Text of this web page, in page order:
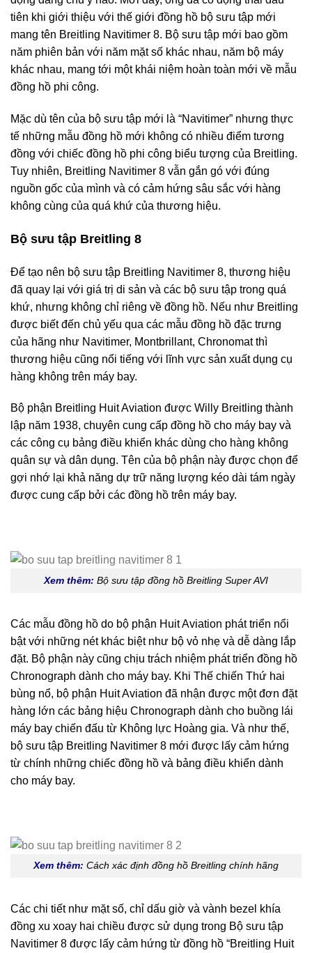
tiên khi giới thiệu với thế giới đồng hồ bộ sưu tập mới
mang tên Breitling Navitimer 8. Bộ sưu tập mới bao gồm
năm phiên bản với năm mặt số khác nhau, năm bộ máy
khác nhau, mang tới một khái niệm hoàn toàn mới về mẫu
đồng hồ phi công.
Mặc dù tên của bộ sưu tập mới là “Navitimer” nhưng thực
tế những mẫu đồng hồ mới không có nhiều điểm tương
đồng với chiếc đồng hồ phi công biểu tượng của Breitling.
Tuy nhiên, Breitling Navitimer 8 vẫn gắn gó với đúng
nguồn gốc của mình và có cảm hứng sâu sắc với hàng
không cùng của quá khứ của thương hiệu.
Bộ sưu tập Breitling 8
Để tạo nên bộ sưu tập Breitling Navitimer 8, thương hiệu
đã quay lại với giá trị di sản và các bộ sưu tập trong quá
khứ, nhưng không chỉ riêng về đồng hồ. Nếu như Breitling
được biết đến chủ yếu qua các mẫu đồng hồ đặc trưng
của hãng như Navitimer, Montbrillant, Chronomat thì
thương hiệu cũng nổi tiếng với lĩnh vực sản xuất dụng cụ
hàng không trên máy bay.
Bộ phận Breitling Huit Aviation được Willy Breitling thành
lập năm 1938, chuyên cung cấp đồng hồ cho máy bay và
các công cụ bảng điều khiển khác dùng cho hàng không
quân sự và dân dụng. Tên của bộ phận này được chọn để
gợi nhớ lại khả năng dự trữ năng lượng kéo dài tám ngày
được cung cấp bởi các đồng hồ trên máy bay.
Xem thêm: Bộ sưu tập đồng hồ Breitling Super AVI
Các mẫu đồng hồ do bộ phận Huit Aviation phát triển nổi
bật với những nét khác biệt như bộ vỏ nhẹ và dễ dàng lắp
đặt. Bộ phận này cũng chịu trách nhiệm phát triển đồng hồ
Chronograph dành cho máy bay. Khi Thế chiến Thứ hai
bùng nổ, bộ phận Huit Aviation đã nhận được một đơn đặt
hàng lớn các bảng hiệu Chronograph dành cho buồng lái
máy bay chiến đấu từ Không lực Hoàng gia. Và như thế,
bộ sưu tập Breitling Navitimer 8 mới được lấy cảm hứng
từ chính những chiếc đồng hồ và bảng điều khiển dành
cho máy bay.
Xem thêm: Cách xác định đồng hồ Breitling chính hãng
Các chi tiết như mặt số, chỉ dấu giờ và vành bezel khía
đồng xu xoay hai chiều được sử dụng trong Bộ sưu tập
Navitimer 8 được lấy cảm hứng từ đồng hồ “Breitling Huit